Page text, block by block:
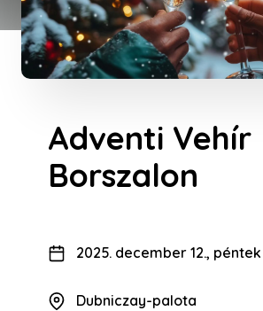
Adventi Vehír
Borszalon
2025. december 12., péntek
Dubniczay-palota